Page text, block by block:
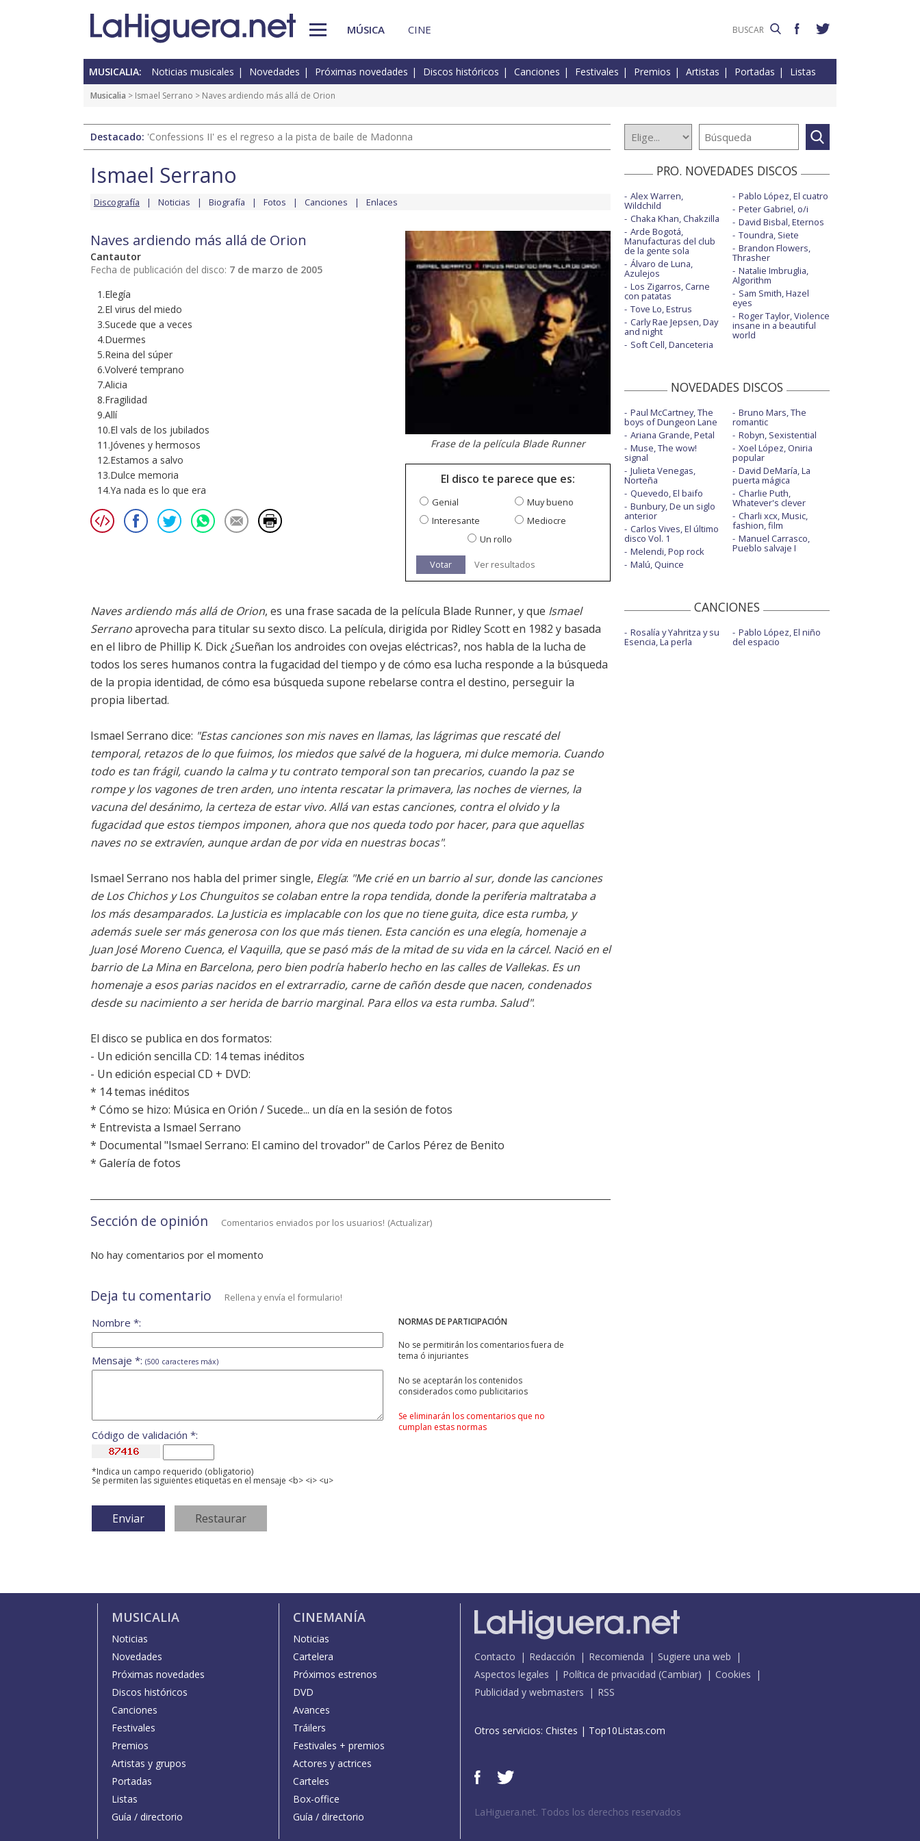
MÚSICA CINE
MUSICALIA: Noticias musicales Novedades Próximas novedades Discos históricos Canciones Festivales Premios Artistas Portadas Listas
Musicalia > Ismael Serrano > Naves ardiendo más allá de Orion
Destacado: 'Confessions II' es el regreso a la pista de baile de Madonna
Ismael Serrano
Discografía Noticias Biografía Fotos Canciones Enlaces
Naves ardiendo más allá de Orion
Cantautor
Fecha de publicación del disco: 7 de marzo de 2005
1.Elegía
2.El virus del miedo
3.Sucede que a veces
4.Duermes
5.Reina del súper
6.Volveré temprano
7.Alicia
8.Fragilidad
9.Allí
10.El vals de los jubilados
11.Jóvenes y hermosos
12.Estamos a salvo
13.Dulce memoria
14.Ya nada es lo que era
Frase de la película Blade Runner
El disco te parece que es:
Genial
Muy bueno
Interesante
Mediocre
Un rollo
Votar Ver resultados
Naves ardiendo más allá de Orion, es una frase sacada de la película Blade Runner, y que Ismael
Serranoaprovecha para titular su sexto disco. La película, dirigida por Ridley Scott en 1982 y basada
en el libro de Phillip K. Dick ¿Sueñan los androides con ovejas eléctricas?, nos habla de la lucha de
todos los seres humanos contra la fugacidad del tiempo y de cómo esa lucha responde a la búsqueda
de la propia identidad, de cómo esa búsqueda supone rebelarse contra el destino, perseguir la
propia libertad.
Ismael Serrano dice: "Estas canciones son mis naves en llamas, las lágrimas que rescaté del
temporal, retazos de lo que fuimos, los miedos que salvé de la hoguera, mi dulce memoria. Cuando
todo es tan frágil, cuando la calma y tu contrato temporal son tan precarios, cuando la paz se
rompe y los vagones de tren arden, uno intenta rescatar la primavera, las noches de viernes, la
vacuna del desánimo, la certeza de estar vivo. Allá van estas canciones, contra el olvido y la
fugacidad que estos tiempos imponen, ahora que nos queda todo por hacer, para que aquellas
naves no se extravíen, aunque ardan de por vida en nuestras bocas".
Ismael Serrano nos habla del primer single, Elegía: "Me crié en un barrio al sur, donde las canciones
de Los Chichos y Los Chunguitos se colaban entre la ropa tendida, donde la periferia maltrataba a
los más desamparados. La Justicia es implacable con los que no tiene guita, dice esta rumba, y
además suele ser más generosa con los que más tienen. Esta canción es una elegía, homenaje a
Juan José Moreno Cuenca, el Vaquilla, que se pasó más de la mitad de su vida en la cárcel. Nació en el
barrio de La Mina en Barcelona, pero bien podría haberlo hecho en las calles de Vallekas. Es un
homenaje a esos parias nacidos en el extrarradio, carne de cañón desde que nacen, condenados
desde su nacimiento a ser herida de barrio marginal. Para ellos va esta rumba. Salud".
El disco se publica en dos formatos:
- Un edición sencilla CD: 14 temas inéditos
- Un edición especial CD + DVD:
* 14 temas inéditos
* Cómo se hizo: Música en Orión / Sucede... un día en la sesión de fotos
* Entrevista a Ismael Serrano
* Documental "Ismael Serrano: El camino del trovador" de Carlos Pérez de Benito
* Galería de fotos
Sección de opinión Comentarios enviados por los usuarios! (Actualizar)
No hay comentarios por el momento
Deja tu comentario Rellena y envía el formulario!
NORMAS DE PARTICIPACIÓN
No se permitirán los comentarios fuera de
tema ó injuriantes
No se aceptarán los contenidos
considerados como publicitarios
Se eliminarán los comentarios que no
cumplan estas normas
Nombre *:
Mensaje *: (500 caracteres máx)
Código de validación *:
*Indica un campo requerido (obligatorio)
Se permiten las siguientes etiquetas en el mensaje <b> <i> <u>
PRO. NOVEDADES DISCOS
Alex Warren,
Wildchild
Chaka Khan, Chakzilla
Arde Bogotá,
Manufacturas del club
de la gente sola
Álvaro de Luna,
Azulejos
Los Zigarros, Carne
con patatas
Tove Lo, Estrus
Carly Rae Jepsen, Day
and night
Soft Cell, Danceteria
Pablo López, El cuatro
Peter Gabriel, o/i
David Bisbal, Eternos
Toundra, Siete
Brandon Flowers,
Thrasher
Natalie Imbruglia,
Algorithm
Sam Smith, Hazel
eyes
Roger Taylor, Violence
insane in a beautiful
world
NOVEDADES DISCOS
Paul McCartney, The
boys of Dungeon Lane
Ariana Grande, Petal
Muse, The wow!
signal
Julieta Venegas,
Norteña
Quevedo, El baifo
Bunbury, De un siglo
anterior
Carlos Vives, El último
disco Vol. 1
Melendi, Pop rock
Malú, Quince
Bruno Mars, The
romantic
Robyn, Sexistential
Xoel López, Oniria
popular
David DeMaría, La
puerta mágica
Charlie Puth,
Whatever's clever
Charli xcx, Music,
fashion, film
Manuel Carrasco,
Pueblo salvaje I
CANCIONES
Rosalía y Yahritza y su
Esencia, La perla
Pablo López, El niño
del espacio
MUSICALIA
Noticias
Novedades
Próximas novedades
Discos históricos
Canciones
Festivales
Premios
Artistas y grupos
Portadas
Listas
Guía / directorio
CINEMANÍA
Noticias
Cartelera
Próximos estrenos
DVD
Avances
Tráilers
Festivales + premios
Actores y actrices
Carteles
Box-office
Guía / directorio
Contacto Redacción Recomienda
Sugiere una web
Aspectos legales
Política de privacidad (Cambiar)
Cookies
Publicidad y webmasters
RSS
Otros servicios: Chistes | Top10Listas.com
LaHiguera.net. Todos los derechos reservados